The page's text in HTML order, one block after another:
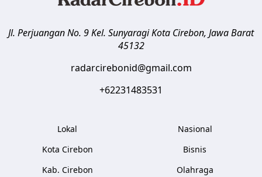
Jl. Perjuangan No. 9 Kel. SunyaragiKota Cirebon, Jawa Barat
45132
radarcirebonid@gmail.com
+62231483531
Lokal
Kota Cirebon
Kab. Cirebon
Nasional
Bisnis
Olahraga